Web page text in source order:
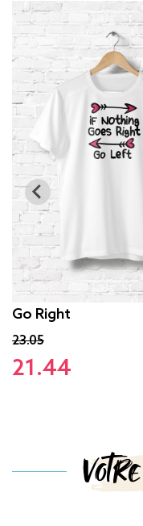
Go Right
23.05
21.44